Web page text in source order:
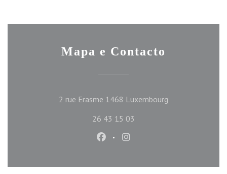
Mapa e Contacto
2 rue Erasme 1468 Luxembourg
26 43 15 03
Facebook ((abre numa nova
Instagram ((abre numa